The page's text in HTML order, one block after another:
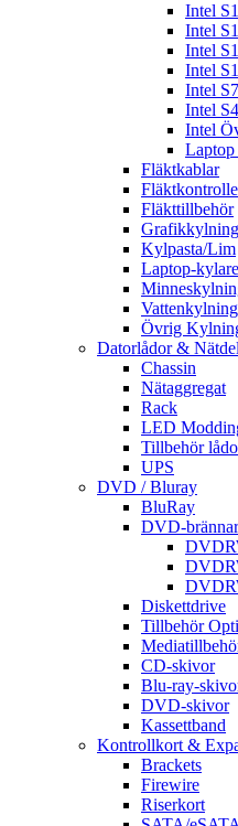
Intel
Intel
Intel
Intel
Intel
Intel
Intel
Fläktkablar
Fläkttillbehör
Grafikkylning
Kylpasta/Lim
Laptop-kylare
Vattenkylning
Övrig
Datorlådor &
Chassin
Nätaggregat
Rack
LED
Tillbehör
UPS
DVD / Bluray
BluRay
DVD-
Diskettdrive
Tillbehör
CD-skivor
Blu-ray-
DVD-skivor
Kassettband
Kontrollkort &
Brackets
Firewire
Riserkort